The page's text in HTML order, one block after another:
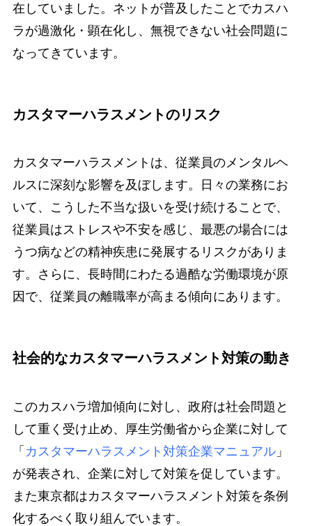
在していました。ネットが普及したことでカスハ
ラが過激化・顕在化し、無視できない社会問題に
なってきています。
カスタマーハラスメントのリスク
カスタマーハラスメントは、従業員のメンタルヘ
ルスに深刻な影響を及ぼします。日々の業務にお
いて、こうした不当な扱いを受け続けることで、
従業員はストレスや不安を感じ、最悪の場合には
うつ病などの精神疾患に発展するリスクがありま
す。さらに、長時間にわたる過酷な労働環境が原
因で、従業員の離職率が高まる傾向にあります。
社会的なカスタマーハラスメント対策の動き
このカスハラ増加傾向に対し、政府は社会問題と
して重く受け止め、厚生労働省から企業に対して
「 カスタマーハラスメント対策企業マニュアル」
が発表され、企業に対して対策を促しています。
また東京都はカスタマーハラスメント対策を条例
化するべく取り組んでいます。